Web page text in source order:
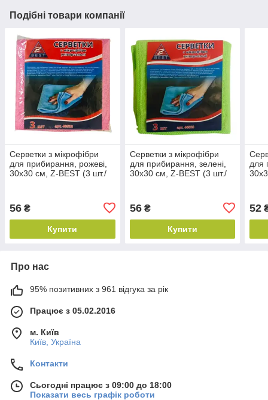
Подібні товари компанії
Серветки з мікрофібри
для прибирання, рожеві,
30х30 см, Z-BEST (3 шт./
56 ₴
Купити
Серветки з мікрофібри
для прибирання, зелені,
30х30 см, Z-BEST (3 шт./
56₴
Купити
для
52
Про нас
95% позитивних з 961 відгука за рік
Працює з 05.02.2016
м. Київ
Київ, Україна
Контакти
Сьогодні працює з 09:00 до 18:00
Показати весь графік роботи